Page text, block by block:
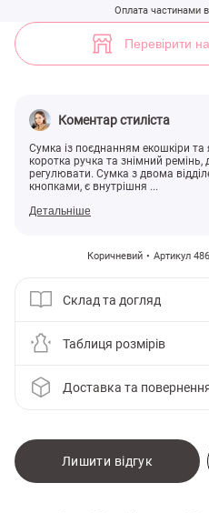
Оплата частинами
Перевірити
Коментар стиліста
Сумка із поєднанням екошкіри та
коротка ручка та знімний
регулювати. Сумка з двома
кнопками, є внутрішня ...
Детальніше
Коричневий Артикул
Склад та догляд
Таблиця розмірів
Доставка та
Лишити відгук
Коричнева комбінована сумка на